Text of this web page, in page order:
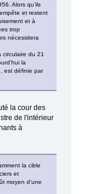
Alors qu’ils
et restent
et à
trop
nécessitera
du 21
la
est définie par
la cour des
de l'intérieur
à
la cible
et
moyen d’une